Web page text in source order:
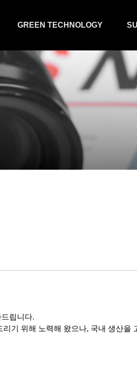
GREEN TECHNOLOGY
립니다.
기 위해 노력해 왔으나, 국내 생산